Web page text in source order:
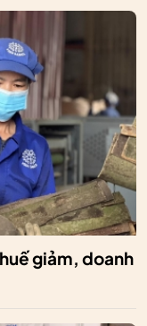
giảm, doanh